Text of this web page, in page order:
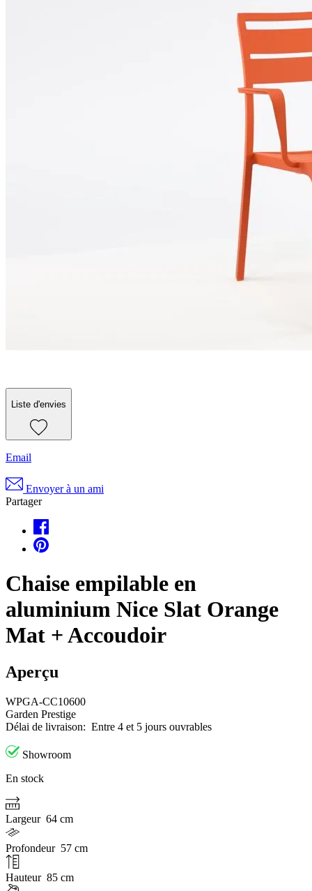
Liste d'envies
Email
Envoyer à un ami
Partager
Chaise empilable en
aluminium Nice Slat Orange
Mat + Accoudoir
Aperçu
WPGA-CC10600
Garden Prestige
Délai de livraison: Entre 4 et 5 jours ouvrables
Showroom
En stock
Largeur 64 cm
Profondeur 57 cm
Hauteur 85 cm